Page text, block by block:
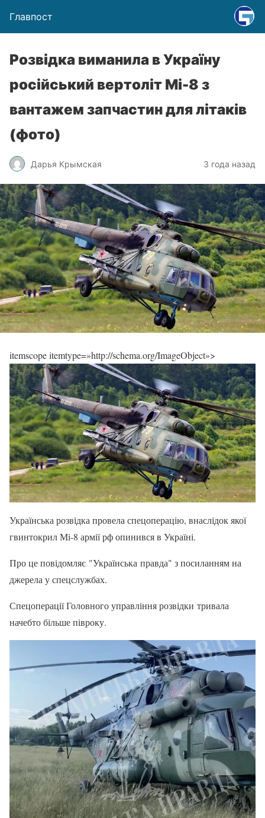
Главпост
Розвідка виманила в Україну
російський вертоліт Мі-8 з
вантажем запчастин для літаків
(фото)
Дарья Крымская 3 года назад
itemscope itemtype=»http://schema.org/ImageObject»>
Українська розвідка провела спецоперацію, внаслідок якої
гвинтокрил Мі-8 армії рф опинився в Україні.
Про це повідомляє "Українська правда" з посиланням на
джерела у спецслужбах.
Спецоперації Головного управління розвідки тривала
начебто більше півроку.